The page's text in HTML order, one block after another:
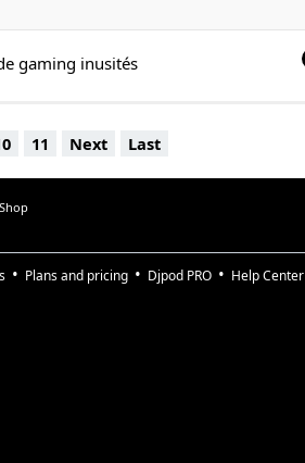
gaming inusités
11 Next Last
Plans and pricing Djpod PRO Help Center